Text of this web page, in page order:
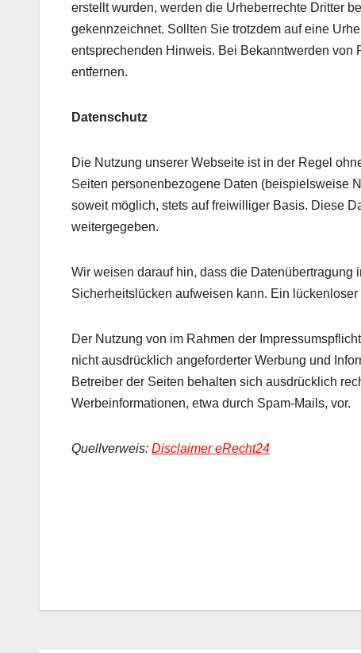
erstellt wurden, werden die Urheberrechte Dritter
gekennzeichnet. Sollten Sie trotzdem auf eine
entsprechenden Hinweis. Bei Bekanntwerden von
entfernen.
Datenschutz
Die Nutzung unserer Webseite ist in der Regel
Seiten personenbezogene Daten (beispielsweise
soweit möglich, stets auf freiwilliger Basis. Diese
weitergegeben.
Wir weisen darauf hin, dass die Datenübertragung
Sicherheitslücken aufweisen kann. Ein
Der Nutzung von im Rahmen der
nicht ausdrücklich angeforderter Werbung und
Betreiber der Seiten behalten sich ausdrücklich
Werbeinformationen, etwa durch Spam-Mails, vor.
Quellverweis: Disclaimer eRecht24